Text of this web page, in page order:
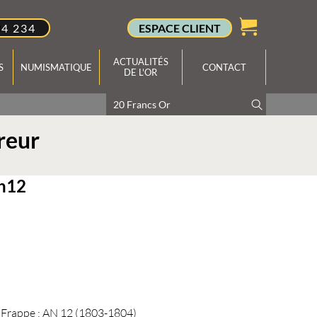
234 ESPACE CLIENT
NUMISMATIQUE
ACTUALITÉS
DE L'OR
CONTACT
Frappe : AN 12 (1803-1804)